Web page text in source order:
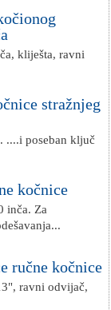
kliješta, ravni
stražnjeg
....i poseban ključ
kočnice
inča. Za
ručne kočnice
ravni odvijač,